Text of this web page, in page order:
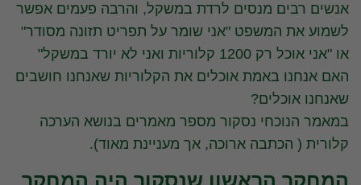
אנשים רבים מנסים לרדת במשקל, והרבה פעמים אפשר
לשמוע את המשפט "אני שומר על תפריט תזונה מסודר"
או "אני אוכל רק 1200 קלוריות ואני לא יורד במשקל"
האם אנחנו באמת אוכלים את הקלוריות שאנחנו חושבים
שאנחנו אוכלים?
במאמר הנוכחי נסקור מספר מאמרים בנושא הערכה
קלורית ( הכתבה ארוכה, אך מעניינת מאוד).